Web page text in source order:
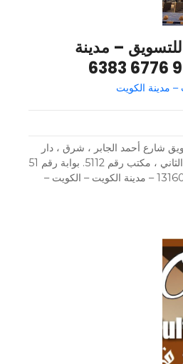
– مدينة
– مدينة الكويت
شارع أحمد الجابر ، شرق ، دار
العوضي مول ، الطابق الثاني ، مكتب رقم 5112. بوابة رقم 51